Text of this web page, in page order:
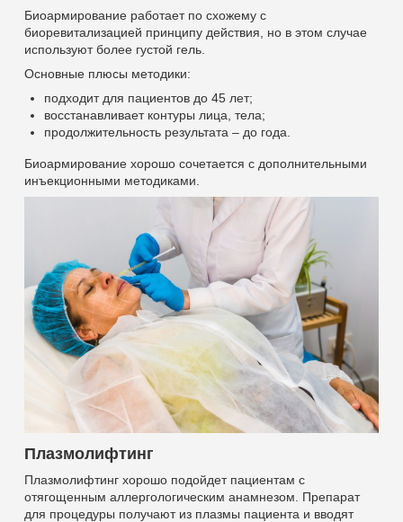
Биоармирование работает по схожему с
биоревитализацией принципу действия, но в этом случае
используют более густой гель.
Основные плюсы методики:
подходит для пациентов до 45 лет;
восстанавливает контуры лица, тела;
продолжительность результата – до года.
Биоармирование хорошо сочетается с дополнительными
инъекционными методиками.
Плазмолифтинг
Плазмолифтинг хорошо подойдет пациентам с
отягощенным аллергологическим анамнезом. Препарат
для процедуры получают из плазмы пациента и вводят